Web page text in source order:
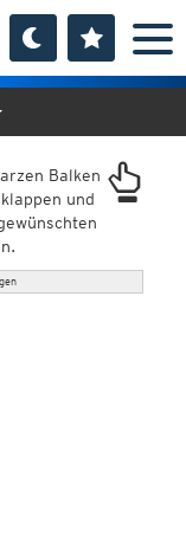
Balken
und